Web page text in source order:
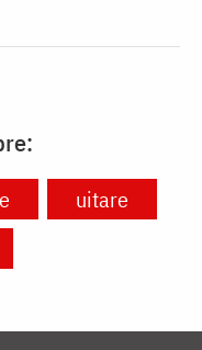
uitare